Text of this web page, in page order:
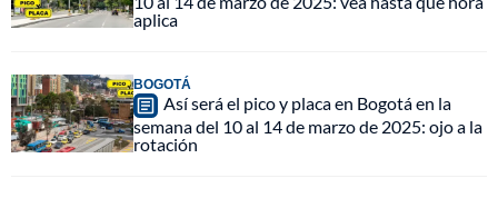
aplica
BOGOTÁ
Así será el pico y placa en Bogotá en la
semana del 10 al 14 de marzo de 2025: ojo a la
rotación